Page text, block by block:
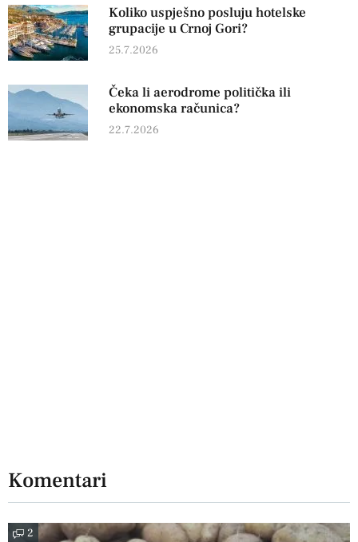
Koliko uspješno posluju hotelske
grupacije u Crnoj Gori?
25.7.2026
Čeka li aerodrome politička ili
ekonomska računica?
22.7.2026
Komentari
2